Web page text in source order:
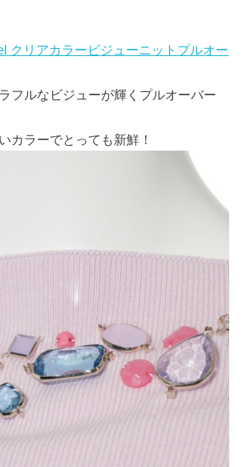
クリアカラービジューニットプルオー
フルなビジューが輝くプルオーバー
カラーでとっても新鮮！